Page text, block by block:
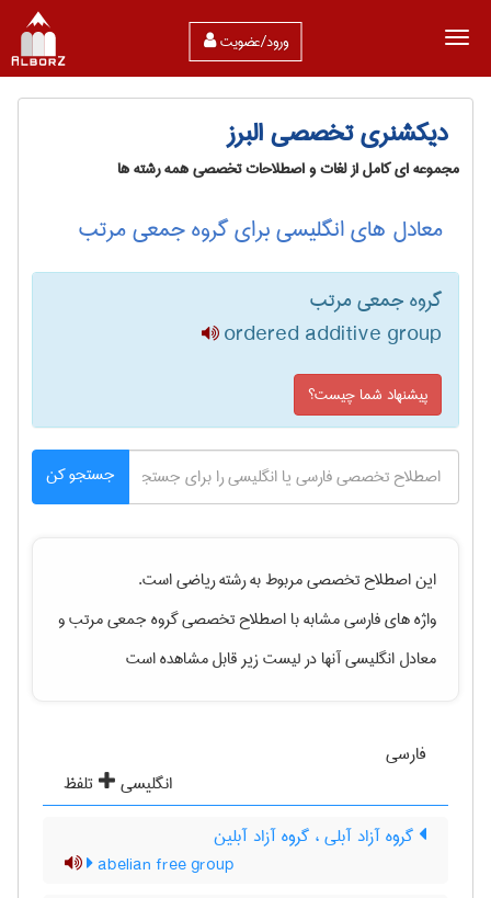
ورود/عضویت
دیکشنری تخصصی البرز
مجموعه ای کامل از لغات و اصطلاحات تخصصی همه رشته ها
معادل های انگلیسی برای گروه جمعی مرتب
گروه جمعی مرتب
ordered additive group
پیشنهاد شما چیست؟
جستجو کن
این اصطلاح تخصصی مربوط به رشتهرياضیاست.
واژه های فارسی مشابه با اصطلاح تخصصیگروه جمعی مرتبو
معادل انگلیسی آنها در لیست زیر قابل مشاهده است
فارسی
انگلیسی
تلفظ
گروه آزاد آبلی ، گروه آزاد آبلین
abelian free group